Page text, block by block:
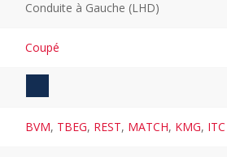
Conduite à Gauche (LHD)
Coupé
BVM, TBEG, REST, MATCH, KMG, ITC